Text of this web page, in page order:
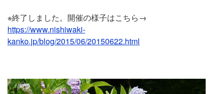
※終了しました。開催の様子はこちら→
https://www.nishiwaki-
kanko.jp/blog/2015/06/20150622.html